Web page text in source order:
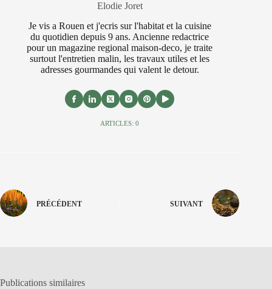
Elodie Joret
Je vis a Rouen et j'ecris sur l'habitat et la cuisine
du quotidien depuis 9 ans. Ancienne redactrice
pour un magazine regional maison-deco, je traite
surtout l'entretien malin, les travaux utiles et les
adresses gourmandes qui valent le detour.
ARTICLES: 0
PRÉCÉDENT SUIVANT
Publications similaires